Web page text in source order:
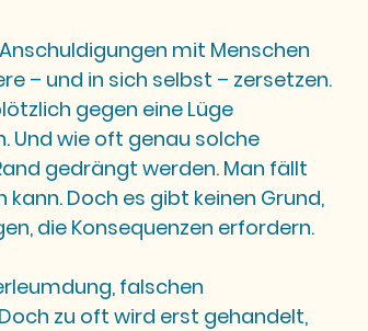
mit Menschen
– und in sich selbst – zersetzen.
gegen eine Lüge
Und wie oft genau solche
gedrängt werden. Man fällt
Doch es gibt keinen Grund,
die Konsequenzen erfordern.
falschen
zu oft wird erst gehandelt,